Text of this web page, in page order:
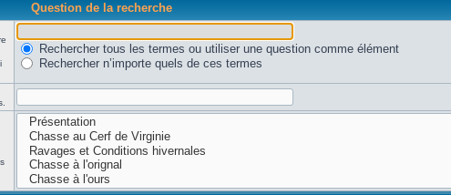
Question de la recherche
Rechercher tous les termes ou utiliser une question comme élément
Rechercher n’importe quels de ces termes